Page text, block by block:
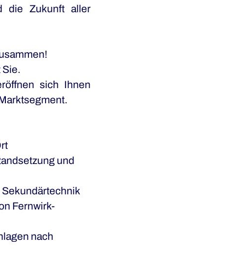
die Zukunft aller
sich Ihnen
und
Fernwirk-
nach